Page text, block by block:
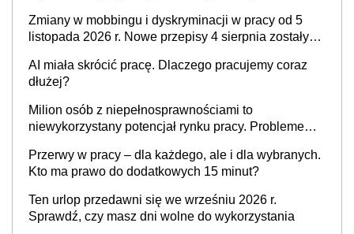
Zmiany w mobbingu i dyskryminacji w pracy od 5
listopada 2026 r. Nowe przepisy 4 sierpnia zostały
AI miała skrócić pracę. Dlaczego pracujemy coraz
dłużej?
Milion osób z niepełnosprawnościami to
niewykorzystany potencjał rynku pracy. Problemem
refundacji, ale bariery po stronie systemu i
świadomości pracodawców [WYWIAD]
Przerwy w pracy – dla każdego, ale i dla wybranych.
Kto ma prawo do dodatkowych 15 minut?
Ten urlop przedawni się we wrześniu 2026 r.
Sprawdź, czy masz dni wolne do wykorzystania